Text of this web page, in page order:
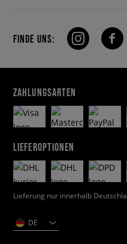
FINDE UNS:
ZAHLUNGSARTEN
LIEFEROPTIONEN
Lieferung nur innerhalb
DE